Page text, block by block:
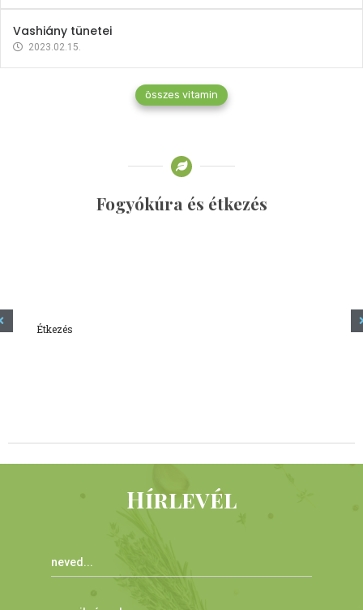
Vashiány tünetei
2023.02.15.
összes vitamin
Fogyókúra és étkezés
Étkezés
Hírlevél